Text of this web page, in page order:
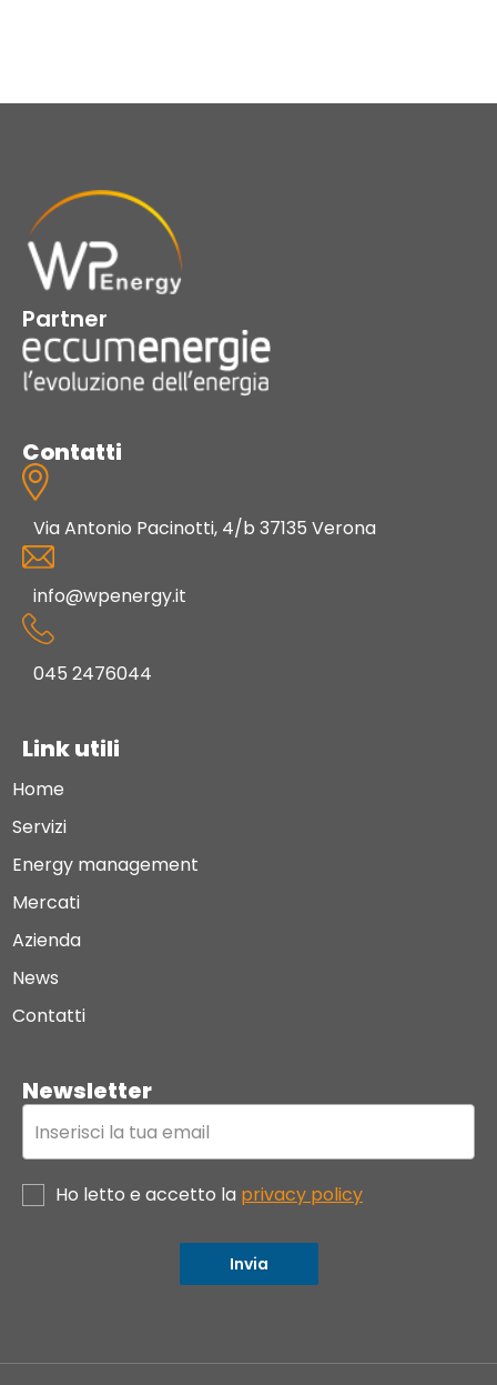
Partner
Contatti
Via Antonio Pacinotti, 4/b 37135 Verona
info@wpenergy.it
045 2476044
Link utili
Home
Servizi
Energy management
Mercati
Azienda
News
Contatti
Newsletter
Ho letto e accetto la privacy policy
Invia